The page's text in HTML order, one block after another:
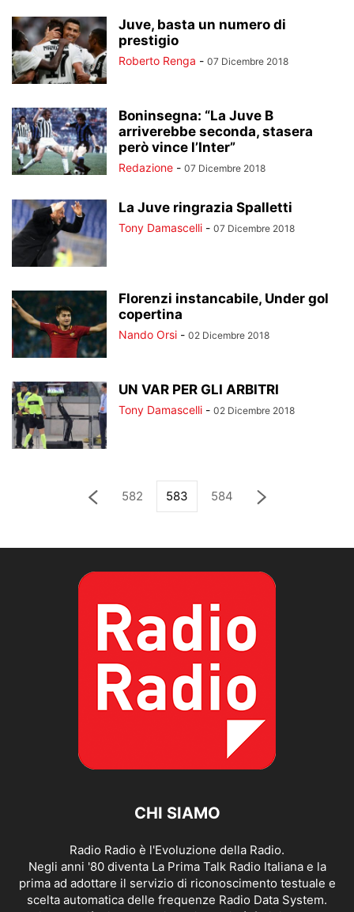
Juve, basta un numero di
prestigio
Roberto Renga - 07 Dicembre 2018
Boninsegna: “La Juve B
arriverebbe seconda, stasera
però vince l’Inter”
Redazione - 07 Dicembre 2018
La Juve ringrazia Spalletti
Tony Damascelli - 07 Dicembre 2018
Florenzi instancabile, Under gol
copertina
Nando Orsi - 02 Dicembre 2018
UN VAR PER GLI ARBITRI
Tony Damascelli - 02 Dicembre 2018
582 583 584
CHI SIAMO
Radio Radio è l'Evoluzione della Radio.
Negli anni '80 diventa La Prima Talk Radio Italiana e la
prima ad adottare il servizio di riconoscimento testuale e
scelta automatica delle frequenze Radio Data System.